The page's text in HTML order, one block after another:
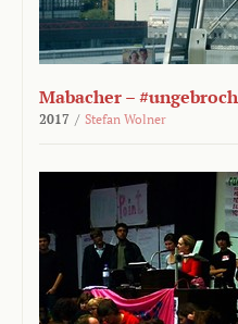
Mabacher –
2017 / Stefan Wolner